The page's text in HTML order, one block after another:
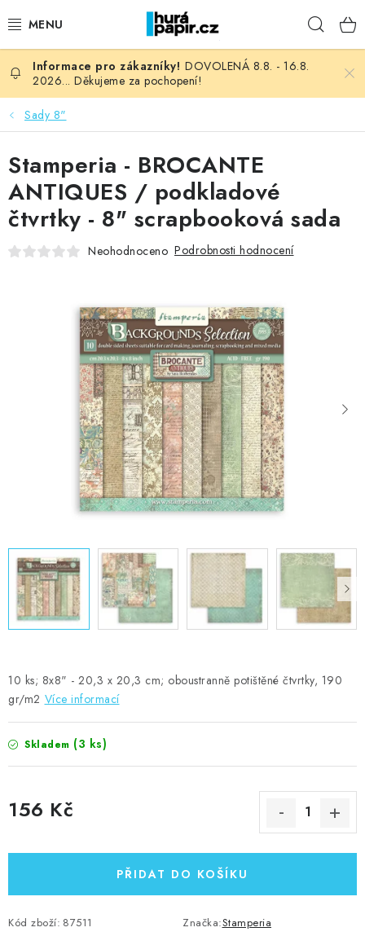
na
NOVINKY
HURÁ DÍLNA
VŠECHNO ZBOŽÍ
KNIHAŘSKÝ MATERIÁL
FOTORECENZE
MOJE OBJEDNÁVKA
Kontakty Moje objednávka
Oblíbené ♥️
Hodnocení obchodu
Obchodní podmínky
Podmínky ochrany osobních údajů
Ověřování recenzí
DOVOLENÁ 8.8. - 16.8.
2026... Děkujeme za pochopení!
Sady 8"
10 ks; 8x8" - 20,3 x 20,3 cm; oboustranně potištěné čtvrtky, 190
gr/m2 Více informací
Skladem (3 ks)
156 Kč
PŘIDAT DO KOŠÍKU
Kód zboží: 87511 Značka:Stamperia
Stamperia - BROCANTE
ANTIQUES / podkladové
čtvrtky - 8" scrapbooková sada
Neohodnoceno Podrobnosti hodnocení